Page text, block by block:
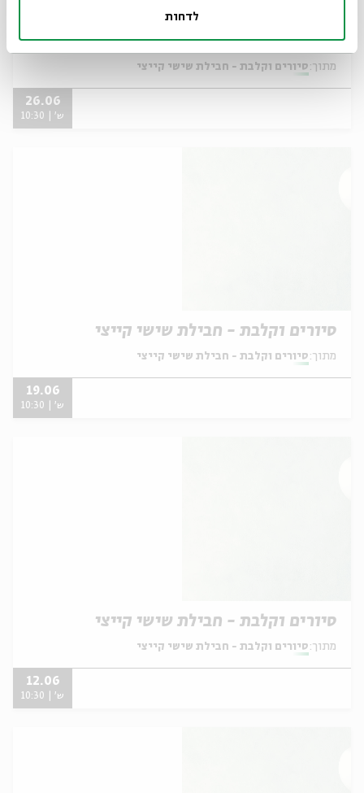
לדחות
סיורים וקלבת - חבילת שישי קייצי
מתוך: סיורים וקלבת - חבילת שישי קייצי
26.06
ש' | 10:30
סיורים וקלבת - חבילת שישי קייצי
מתוך: סיורים וקלבת - חבילת שישי קייצי
19.06
ש' | 10:30
סיורים וקלבת - חבילת שישי קייצי
מתוך: סיורים וקלבת - חבילת שישי קייצי
12.06
ש' | 10:30